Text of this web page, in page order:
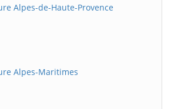
Alpes-de-Haute-Provence
Alpes-Maritimes